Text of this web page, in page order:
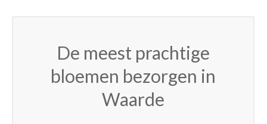
De meest prachtige
bloemen bezorgen in
Waarde